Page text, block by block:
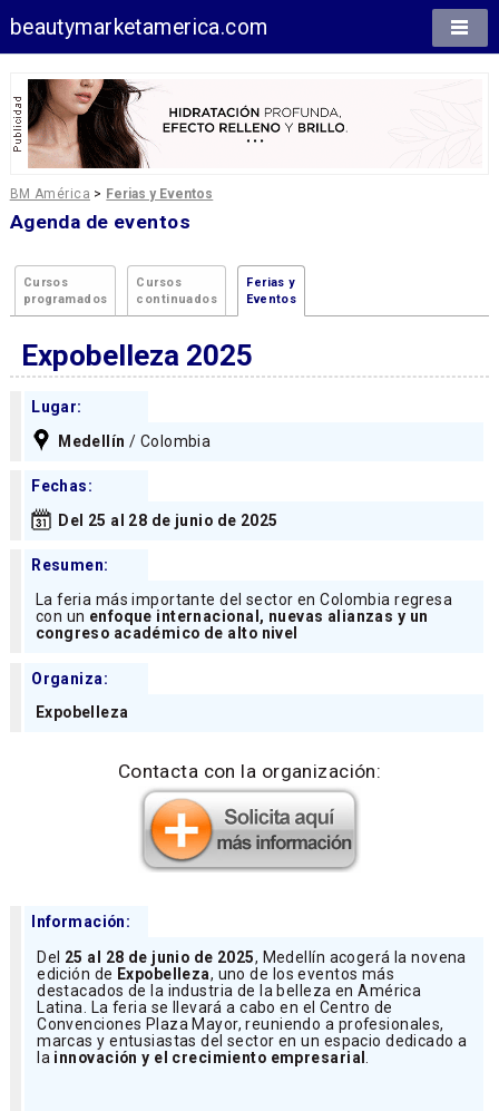
beautymarketamerica.com
BM América > Ferias y Eventos
Agenda de eventos
Cursos
programados
Cursos
continuados
Ferias y
Eventos
Expobelleza 2025
Lugar:
Medellín / Colombia
Fechas:
Del 25 al 28 de junio de 2025
Resumen:
La feria más importante del sector en Colombia regresa
con un enfoque internacional, nuevas alianzas y un
congreso académico de alto nivel
Organiza:
Expobelleza
Contacta con la organización:
Información:
Del 25 al 28 de junio de 2025, Medellín acogerá la novena
edición de Expobelleza, uno de los eventos más
destacados de la industria de la belleza en América
Latina. La feria se llevará a cabo en el Centro de
Convenciones Plaza Mayor, reuniendo a profesionales,
marcas y entusiastas del sector en un espacio dedicado a
la innovación y el crecimiento empresarial